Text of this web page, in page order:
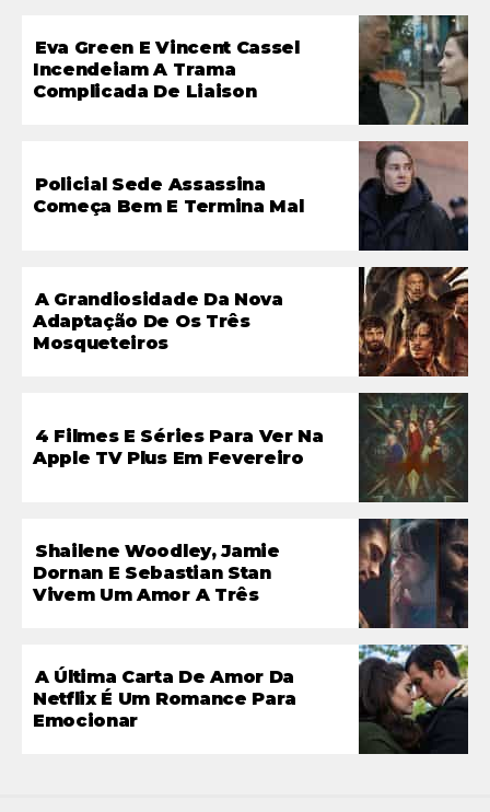
Eva Green E Vincent Cassel
Incendeiam A Trama
Complicada De Liaison
Policial Sede Assassina
Começa Bem E Termina Mal
A Grandiosidade Da Nova
Adaptação De Os Três
Mosqueteiros
4 Filmes E Séries Para Ver Na
Apple TV Plus Em Fevereiro
Shailene Woodley, Jamie
Dornan E Sebastian Stan
Vivem Um Amor A Três
A Última Carta De Amor Da
Netflix É Um Romance Para
Emocionar